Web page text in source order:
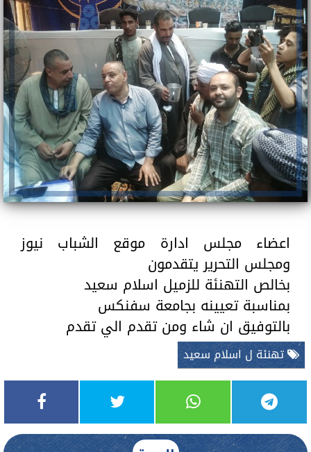
اعضاء مجلس ادارة موقع الشباب نيوز
ومجلس التحرير يتقدمون
بخالص التهنئة للزميل اسلام سعيد
بمناسبة تعيينه بجامعة سفنكس
بالتوفيق ان شاء ومن تقدم الي تقدم
تهنئة ل اسلام سعيد